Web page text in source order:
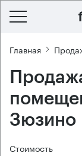
Главная
Зюзино
Стоимость